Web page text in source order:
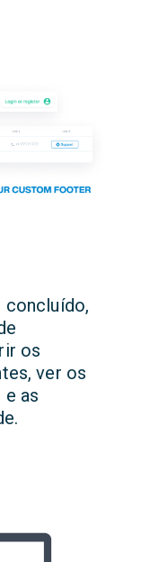
concluído,
os
ver os
as